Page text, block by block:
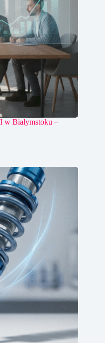
w Białymstoku –